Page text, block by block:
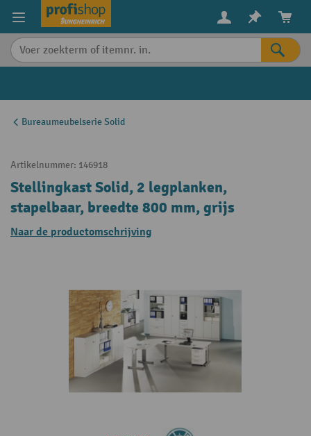
content
Bureaumeubelserie Solid
Artikelnummer: 146918
Stellingkast Solid, 2 legplanken,
stapelbaar, breedte 800 mm, grijs
Naar de productomschrijving